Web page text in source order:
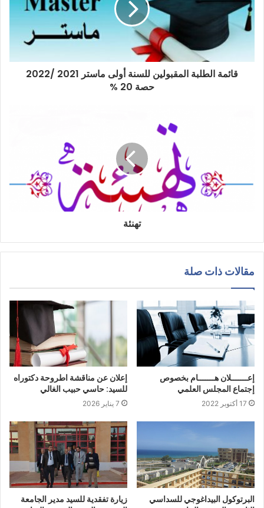
قائمة الطلبة المقبولين للسنة أولى ماستر 2021 /2022
حصة 20 %
تهنئة
مقالات ذات صلة
إعـــــــلان هـــــــام بخصوص
إجتماع المجلس العلمي
17 أكتوبر 2022
إعلان عن مناقشة اطروحة دكتوراه
للسيد: حاسي حبيب الغالي
7 يناير 2026
البرتوكول البيداغوجي للسداسي
زيارة تفقدية للسيد مدير الجامعة